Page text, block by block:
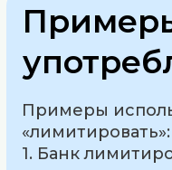
Примеры
«лимитировать»:
1. Банк